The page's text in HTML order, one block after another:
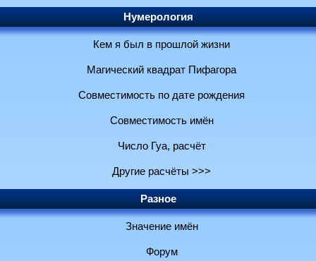
Нумерология
Кем я был в прошлой жизни
Магический квадрат Пифагора
Совместимость по дате рождения
Совместимость имён
Число Гуа, расчёт
Другие расчёты >>>
Разное
Значение имён
Форум